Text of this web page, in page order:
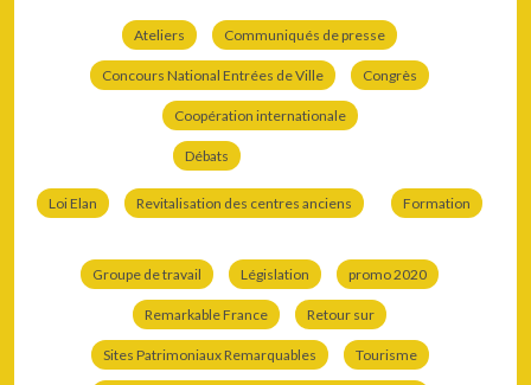
Ateliers Communiqués de presse
Concours National Entrées de Ville Congrès
Coopération internationale
Débats
Loi Elan Revitalisation des centres anciens Formation
Groupe de travail Législation promo 2020
Remarkable France Retour sur
Sites Patrimoniaux Remarquables Tourisme